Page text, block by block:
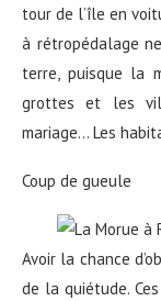
tour de l’île en
à rétropédalage
terre, puisque la
grottes et les
mariage… Les
Coup de gueule
Avoir la chance
de la quiétude.